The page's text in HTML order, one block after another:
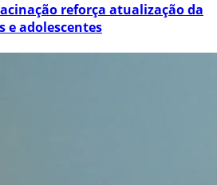
reforça atualização da
e adolescentes